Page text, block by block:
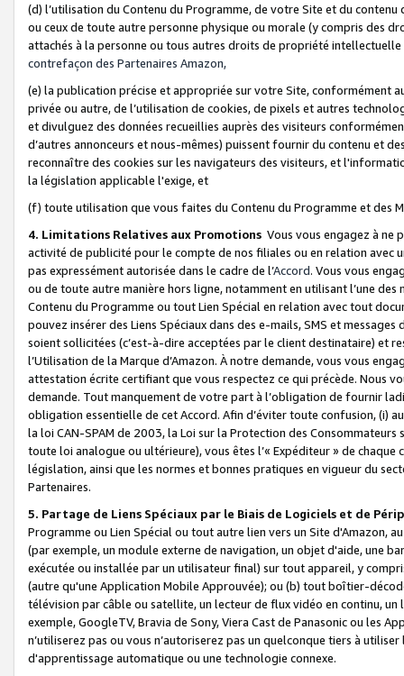
(d) l’utilisation du Contenu du Programme, de votre Site et du
ou ceux de toute autre personne physique ou morale (y compris des
attachés à la personne ou tous autres droits de propriété
contrefaçon des Partenaires Amazon,
(e) la publication précise et appropriée sur votre Site, conformément
privée ou autre, de l’utilisation de cookies, de pixels et autres
et divulguez des données recueillies auprès des visiteurs
d’autres annonceurs et nous-mêmes) puissent fournir du contenu et
reconnaître des cookies sur les navigateurs des visiteurs, et
la législation applicable l'exige, et
(f) toute utilisation que vous faites du Contenu du Programme et des
4. Limitations Relatives aux Promotions Vous vous engagez à ne
activité de publicité pour le compte de nos filiales ou en relation avec
pas expressément autorisée dans le cadre de l’Accord. Vous vous
ou de toute autre manière hors ligne, notamment en utilisant l’une
Contenu du Programme ou tout Lien Spécial en relation avec tout
pouvez insérer des Liens Spéciaux dans des e-mails, SMS et
soient sollicitées (c’est-à-dire acceptées par le client destinataire) et
l’Utilisation de la Marque d’Amazon. À notre demande, vous vous
attestation écrite certifiant que vous respectez ce qui précède. Nous
demande. Tout manquement de votre part à l’obligation de fournir
obligation essentielle de cet Accord. Afin d’éviter toute confusion, (i)
la loi CAN-SPAM de 2003, la Loi sur la Protection des
toute loi analogue ou ultérieure), vous êtes l’« Expéditeur » de
législation, ainsi que les normes et bonnes pratiques en vigueur du
Partenaires.
5. Partage de Liens Spéciaux par le Biais de Logiciels et de
Programme ou Lien Spécial ou tout autre lien vers un Site d'Amazon,
(par exemple, un module externe de navigation, un objet d'aide, une
exécutée ou installée par un utilisateur final) sur tout appareil, y
(autre qu'une Application Mobile Approuvée); ou (b) tout boîtier-
télévision par câble ou satellite, un lecteur de flux vidéo en continu,
exemple, GoogleTV, Bravia de Sony, Viera Cast de Panasonic ou les
n’utiliserez pas ou vous n’autoriserez pas un quelconque tiers à
d'apprentissage automatique ou une technologie connexe.